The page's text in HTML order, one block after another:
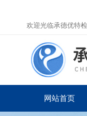
欢迎光临承德优特
网站首页